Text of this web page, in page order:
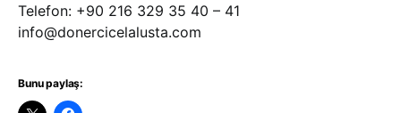
Telefon: +90 216 329 35 40 – 41
info@donercicelalusta.com
Bunu paylaş: